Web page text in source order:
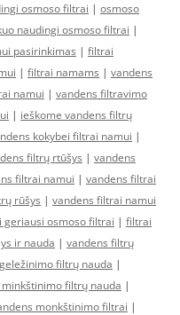
osmoso filtrai | osmoso
naudingi osmoso filtrai |
pasirinkimas | filtrai
| filtrai namams | vandens
namui | vandens filtravimo
| ieškome vandens filtrų
kokybei filtrai namui |
filtrų rtūšys | vandens
filtrai namui | vandens filtrai
rūšys | vandens filtrai namui
geriausi osmoso filtrai | filtrai
ir nauda | vandens filtrų
filtrų nauda |
filtrų nauda |
monkštinimo filtrai |